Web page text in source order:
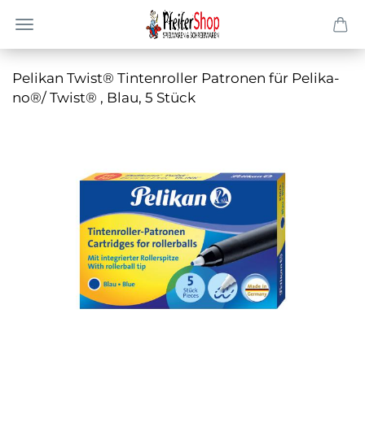
Pe­li­kan Twist® Tin­ten­rol­ler Pa­tro­nen für Pe­li­ka­
no®/ Twist® , Blau, 5 Stück